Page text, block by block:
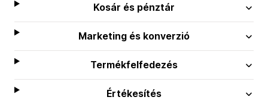
Kosár és pénztár
Marketing és konverzió
Termékfelfedezés
Értékesítés